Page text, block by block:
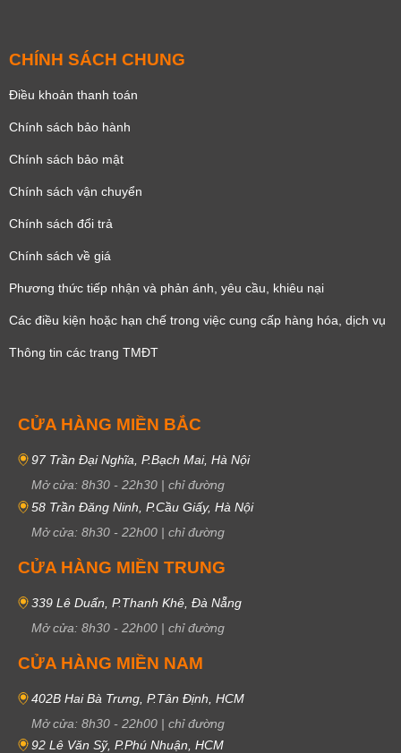
CHÍNH SÁCH CHUNG
Điều khoản thanh toán
Chính sách bảo hành
Chính sách bảo mật
Chính sách vận chuyển
Chính sách đổi trả
Chính sách về giá
Phương thức tiếp nhận và phản ánh, yêu cầu, khiêu nại
Các điều kiện hoặc hạn chế trong việc cung cấp hàng hóa, dịch vụ
Thông tin các trang TMĐT
CỬA HÀNG MIỀN BẮC
97 Trần Đại Nghĩa, P.Bạch Mai, Hà Nội
Mở cửa: 8h30 - 22h30 | chỉ đường
58 Trần Đăng Ninh, P.Cầu Giấy, Hà Nội
Mở cửa: 8h30 - 22h00 | chỉ đường
CỬA HÀNG MIỀN TRUNG
339 Lê Duẩn, P.Thanh Khê, Đà Nẵng
Mở cửa: 8h30 - 22h00 | chỉ đường
CỬA HÀNG MIỀN NAM
402B Hai Bà Trưng, P.Tân Định, HCM
Mở cửa: 8h30 - 22h00 | chỉ đường
92 Lê Văn Sỹ, P.Phú Nhuận, HCM